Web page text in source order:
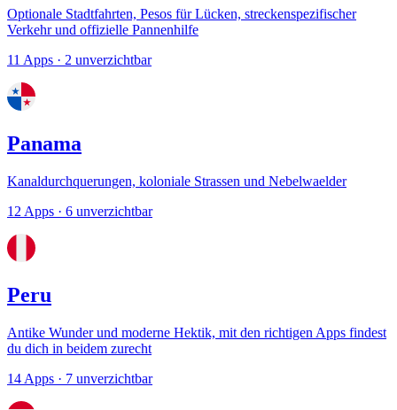
Optionale Stadtfahrten, Pesos für Lücken, streckenspezifischer
Verkehr und offizielle Pannenhilfe
11 Apps · 2 unverzichtbar
Panama
Kanaldurchquerungen, koloniale Strassen und Nebelwaelder
12 Apps · 6 unverzichtbar
Peru
Antike Wunder und moderne Hektik, mit den richtigen Apps findest
du dich in beidem zurecht
14 Apps · 7 unverzichtbar